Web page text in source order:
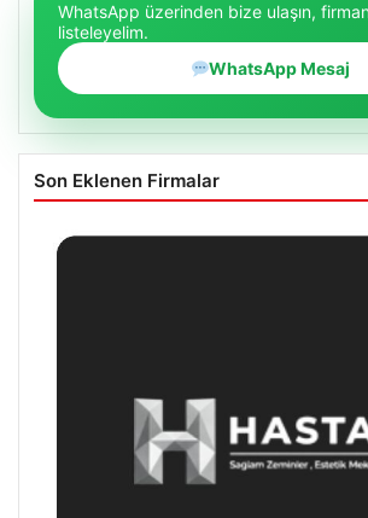
WhatsApp üzerinden bize ulaşın,
listeleyelim.
WhatsApp Mesaj
Son Eklenen Firmalar